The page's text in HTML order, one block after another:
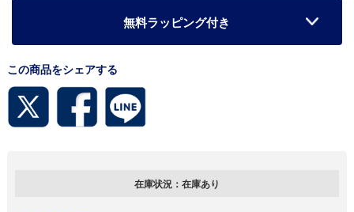
無料ラッピング付き
この商品をシェアする
在庫状況： 在庫あり